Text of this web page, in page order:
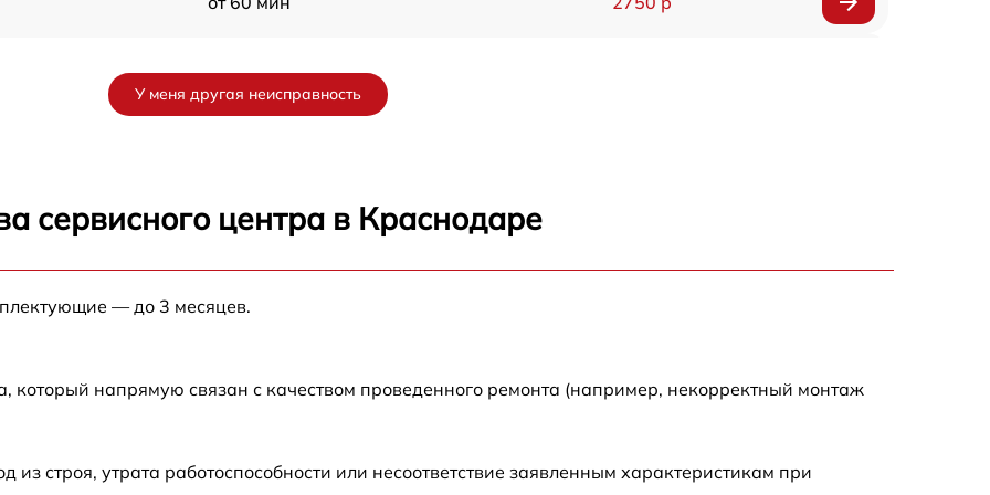
от 60 мин
У меня другая неисправность
сервисного центра в Краснодаре
— до 3 месяцев.
который напрямую связан с качеством проведенного ремонта (например, некорректный монтаж
строя, утрата работоспособности или несоответствие заявленным характеристикам при